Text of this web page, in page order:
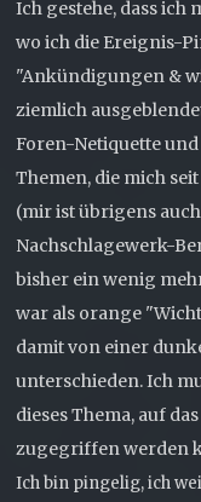
Ich gestehe, dass ich
wo ich die Ereignis-
"Ankündigungen &
ziemlich
Foren-Netiquette und
Themen, die mich
(mir ist übrigens
Nachschlagewerk-
bisher ein wenig
war als orange
damit von einer
unterschieden. Ich
dieses Thema, auf
zugegriffen werden
Ich bin pingelig, ich